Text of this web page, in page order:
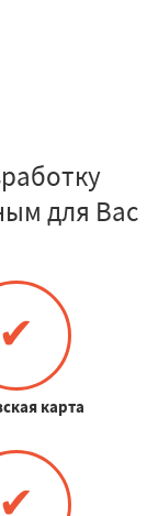
для Вас
✔
карта
✔